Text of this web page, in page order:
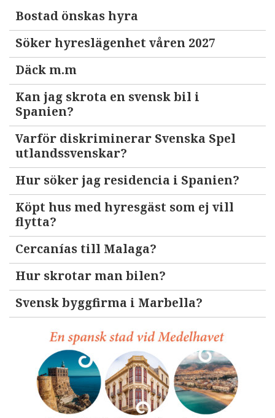
Bostad önskas hyra
Söker hyreslägenhet våren 2027
Däck m.m
Kan jag skrota en svensk bil i
Spanien?
Varför diskriminerar Svenska Spel
utlandssvenskar?
Hur söker jag residencia i Spanien?
Köpt hus med hyresgäst som ej vill
flytta?
Cercanías till Malaga?
Hur skrotar man bilen?
Svensk byggfirma i Marbella?